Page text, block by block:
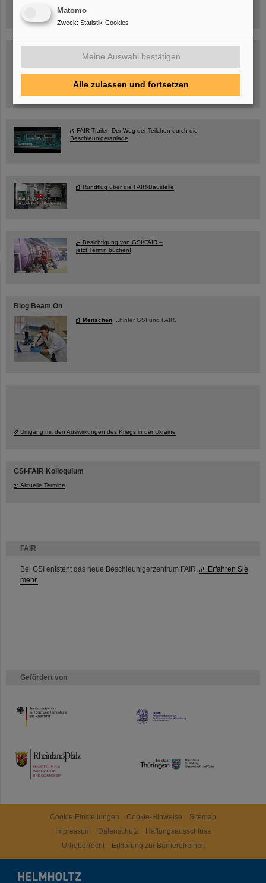
FAIR
Bei GSI entsteht das neue Beschleunigerzentrum FAIR.
Erfahren Sie
mehr.
Gefördert von
HMWK
TMWWDG
Anmeldung und weitere Informationen
geöffnet Di – Fr,
Sa, 11.07.26, 10:30-16:00 Uhr
Ernst-Ludwig-Str. 22
FAIR-Trailer: Der Weg der Teilchen durch die
Beschleunigeranlage
Rundflug über die FAIR-Baustelle
Besichtigung von GSI/FAIR –
jetzt Termin buchen!
Blog Beam On
Menschen ...hinter GSI und FAIR.
Umgang mit den Auswirkungen des Kriegs in der Ukraine
GSI-FAIR Kolloquium
Aktuelle Termine
Cookie Einstellungen Cookie-Hinweise
Sitemap
Impressum
Datenschutz
Haftungsausschluss
Urheberrecht
Erklärung zur Barrierefreiheit
Matomo
Zweck: Statistik-Cookies
Meine Auswahl bestätigen
Alle zulassen und fortsetzen